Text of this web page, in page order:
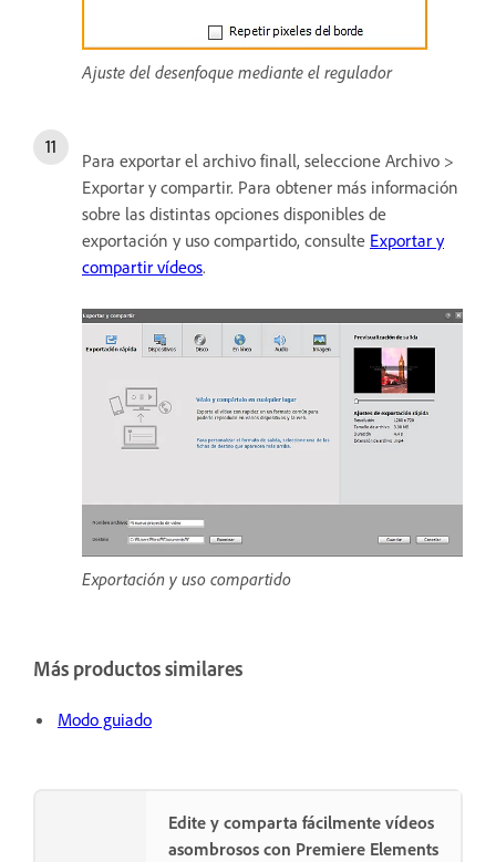
Ajuste del desenfoque mediante el regulador
Para exportar el archivo finall, seleccione Archivo >
Exportar y compartir. Para obtener más información
sobre las distintas opciones disponibles de
exportación y uso compartido, consulte Exportar y
compartir vídeos.
Exportación y uso compartido
Más productos similares
Modo guiado
Edite y comparta fácilmente vídeos
asombrosos con Premiere Elements